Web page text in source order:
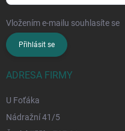
Vložením e-mailu souhlasíte se
Přihlásit se
ADRESA FIRMY
U Foťáka
Nádražní 41/5